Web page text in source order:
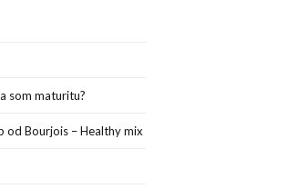
som maturitu?
od Bourjois – Healthy mix